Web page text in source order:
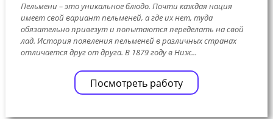
Пельмени – это уникальное блюдо. Почти каждая нация
имеет свой вариант пельменей, а где их нет, туда
обязательно привезут и попытаются переделать на свой
лад. История появления пельменей в различных странах
отличается друг от друга. В 1879 году в Ниж...
Посмотреть работу